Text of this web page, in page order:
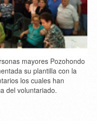
mayores Pozohondo
su plantilla con la
los cuales han
del voluntariado.